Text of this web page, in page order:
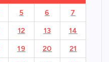
5 6 7
12 13 14
19 20 21